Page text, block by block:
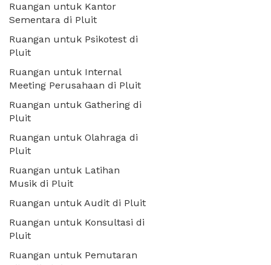
Ruangan untuk Kantor
Sementara di Pluit
Ruangan untuk Psikotest di
Pluit
Ruangan untuk Internal
Meeting Perusahaan di Pluit
Ruangan untuk Gathering di
Pluit
Ruangan untuk Olahraga di
Pluit
Ruangan untuk Latihan
Musik di Pluit
Ruangan untuk Audit di Pluit
Ruangan untuk Konsultasi di
Pluit
Ruangan untuk Pemutaran